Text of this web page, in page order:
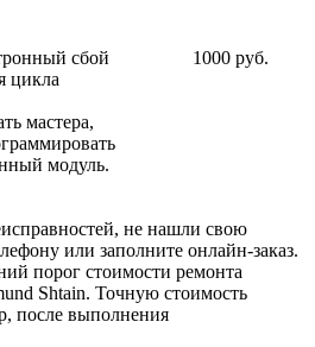
сбой
цикла
мастера,
модуль.
1000 руб.
не нашли свою
или заполните онлайн-заказ.
порог стоимости ремонта
Shtain. Точную стоимость
после выполнения